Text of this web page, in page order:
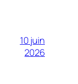
10 juin
2026